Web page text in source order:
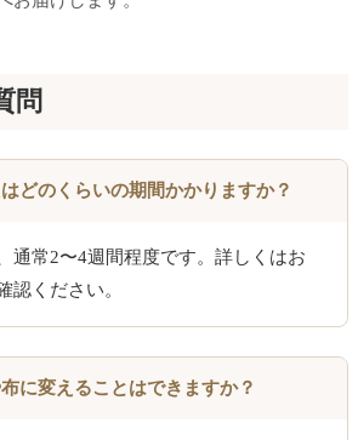
問
どのくらいの期間かかりますか？
通常2〜4週間程度です。詳しくはお
認ください。
に変えることはできますか？